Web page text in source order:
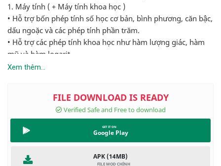
1. Máy tính ( + Máy tính khoa học )
• Hỗ trợ bốn phép tính số học cơ bản, bình phương, căn bậc,
dấu ngoặc và các phép tính phần trăm.
• Hỗ trợ các phép tính khoa học như hàm lượng giác, hàm
mũ và hàm logarit.
• Có thể dùng con trỏ di chuyển tự do để sửa đổi các biểu
• Có phần tra cứu lịch sử.
2. Chuyển đổi Đơn vị
• Hỗ trợ chiều dài, trọng lượng, chiều rộng, khối lượng, thời
lượng dữ liệu.
Xem thêm...
Google Play
APK (14MB)